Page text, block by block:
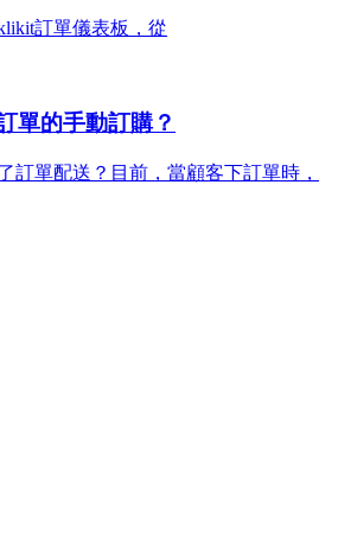
訂單儀表板，從
單的手動訂購？
單配送？目前，當顧客下訂單時，